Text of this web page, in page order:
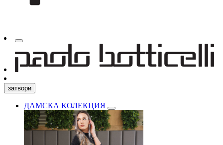
затвори
ДАМСКА КОЛЕКЦИЯ